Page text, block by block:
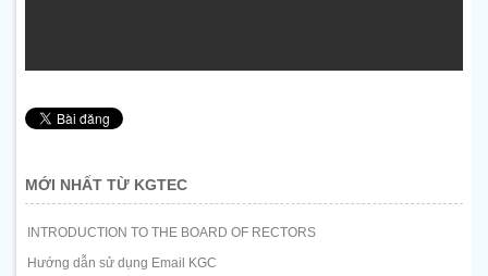
MỚI NHẤT TỪ KGTEC
INTRODUCTION TO THE BOARD OF RECTORS
Hướng dẫn sử dụng Email KGC